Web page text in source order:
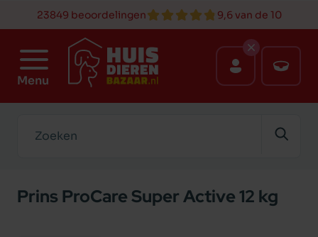
23849 beoordelingen 9,6 van de 10
Menu
Prins ProCare Super Active 12 kg